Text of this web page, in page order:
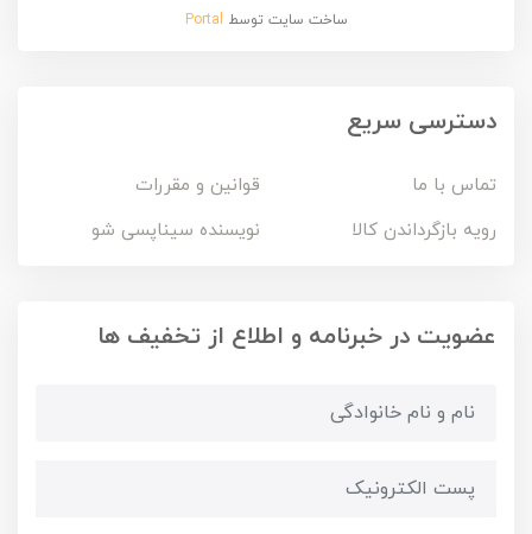
ساخت سایت توسط Portal
دسترسی سریع
تماس با ما
قوانین و مقررات
رویه بازگرداندن کالا
نویسنده سیناپسی شو
عضویت در خبرنامه و اطلاع از تخفیف ها